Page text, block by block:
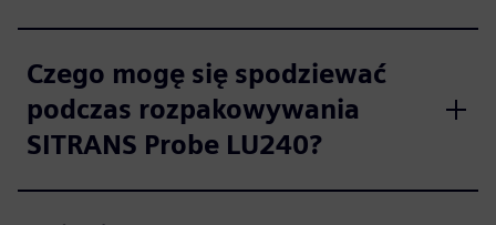
Czego mogę się spodziewać
podczas rozpakowywania
SITRANS Probe LU240?